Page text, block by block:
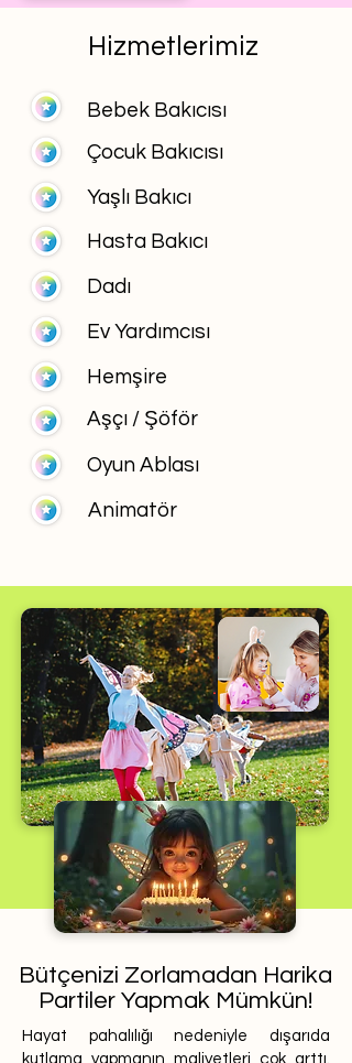
Hizmetlerimiz
Bebek Bakıcısı
Çocuk Bakıcısı
Yaşlı Bakıcı
Hasta Bakıcı
Dadı
Ev Yardımcısı
Hemşire
Aşçı / Şöför
Oyun Ablası
Animatör
Bütçenizi Zorlamadan Harika
Partiler Yapmak Mümkün!
Hayat pahalılığı nedeniyle dışarıda
kutlama yapmanın maliyetleri çok arttı.